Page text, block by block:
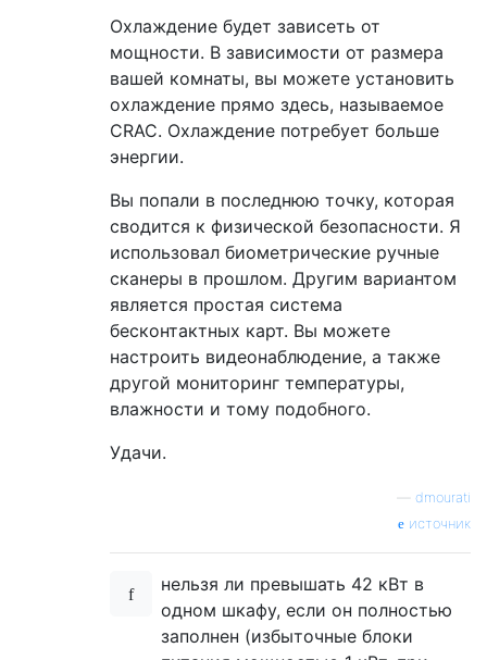
Охлаждение будет зависеть от
мощности. В зависимости от размера
вашей комнаты, вы можете установить
охлаждение прямо здесь, называемое
CRAC. Охлаждение потребует больше
энергии.
Вы попали в последнюю точку, которая
сводится к физической безопасности. Я
использовал биометрические ручные
сканеры в прошлом. Другим вариантом
является простая система
бесконтактных карт. Вы можете
настроить видеонаблюдение, а также
другой мониторинг температуры,
влажности и тому подобного.
Удачи.
dmourati
источник
нельзя ли превышать 42 кВт в
одном шкафу, если он полностью
заполнен (избыточные блоки